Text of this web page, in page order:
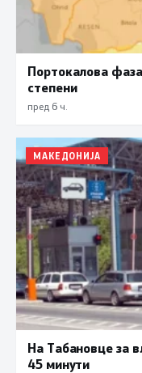
Портокалова
степени
пред 6 ч.
МАКЕДОНИЈА
На Табановце за
45 минути